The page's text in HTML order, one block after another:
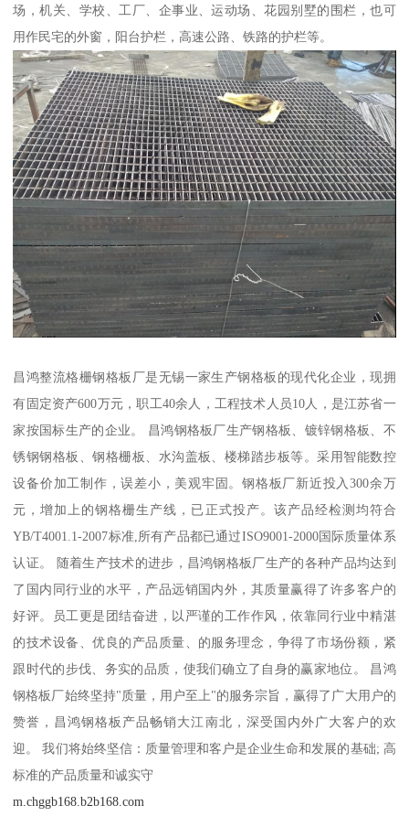
场，机关、学校、工厂、企事业、运动场、花园别墅的围栏，也可
用作民宅的外窗，阳台护栏，高速公路、铁路的护栏等。
昌鸿整流格栅钢格板厂是无锡一家生产钢格板的现代化企业，现拥
有固定资产600万元，职工40余人，工程技术人员10人，是江苏省一
家按国标生产的企业。 昌鸿钢格板厂生产钢格板、镀锌钢格板、不
锈钢钢格板、钢格栅板、水沟盖板、楼梯踏步板等。采用智能数控
设备价加工制作，误差小，美观牢固。钢格板厂新近投入300余万
元，增加上的钢格栅生产线，已正式投产。该产品经检测均符合
YB/T4001.1-2007标准,所有产品都已通过ISO9001-2000国际质量体系
认证。 随着生产技术的进步，昌鸿钢格板厂生产的各种产品均达到
了国内同行业的水平，产品远销国内外，其质量赢得了许多客户的
好评。员工更是团结奋进，以严谨的工作作风，依靠同行业中精湛
的技术设备、优良的产品质量、的服务理念，争得了市场份额，紧
跟时代的步伐、务实的品质，使我们确立了自身的赢家地位。 昌鸿
钢格板厂始终坚持"质量，用户至上"的服务宗旨，赢得了广大用户的
赞誉，昌鸿钢格板产品畅销大江南北，深受国内外广大客户的欢
迎。 我们将始终坚信：质量管理和客户是企业生命和发展的基础; 高
标准的产品质量和诚实守
m.chggb168.b2b168.com